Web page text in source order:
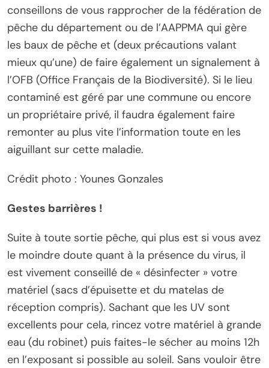
conseillons de vous rapprocher de la fédération de
pêche du département ou de l’AAPPMA qui gère
les baux de pêche et (deux précautions valant
mieux qu’une) de faire également un signalement à
l’OFB (Office Français de la Biodiversité). Si le lieu
contaminé est géré par une commune ou encore
un propriétaire privé, il faudra également faire
remonter au plus vite l’information toute en les
aiguillant sur cette maladie.
Crédit photo : Younes Gonzales
Gestes barrières !
Suite à toute sortie pêche, qui plus est si vous avez
le moindre doute quant à la présence du virus, il
est vivement conseillé de « désinfecter » votre
matériel (sacs d’épuisette et du matelas de
réception compris). Sachant que les UV sont
excellents pour cela, rincez votre matériel à grande
eau (du robinet) puis faites-le sécher au moins 12h
en l’exposant si possible au soleil. Sans vouloir être